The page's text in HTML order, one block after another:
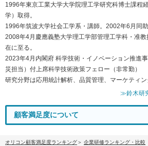
1996年東京工業大学大学院理工学研究科博士課程
学）取得。
1996年筑波大学社会工学系・講師。2002年6月同助
2008年4月慶應義塾大学理工学部管理工学科・准
在に至る。
2023年4月内閣府 科学技術・イノベーション推進
災担当）付上席科学技術政策フェロー（非常勤）
研究分野は応用統計解析、品質管理、マーケティン
≫鈴木研
顧客満足度について
オリコン顧客満足度ランキング
企業研修ランキング・比較